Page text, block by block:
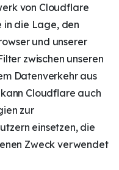
von Cloudflare
in die Lage, den
und unserer
zwischen unseren
Datenverkehr aus
Cloudflare auch
zur
einsetzen, die
Zweck verwendet